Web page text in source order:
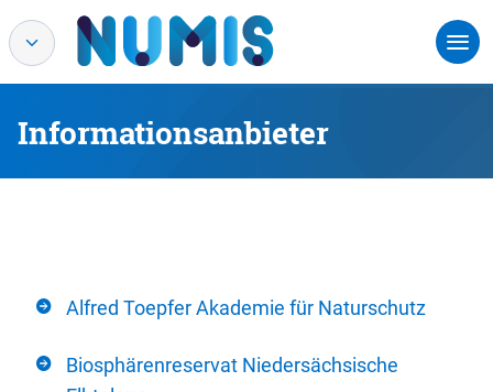
Informationsanbieter
Alfred Toepfer Akademie für Naturschutz
Biosphärenreservat Niedersächsische